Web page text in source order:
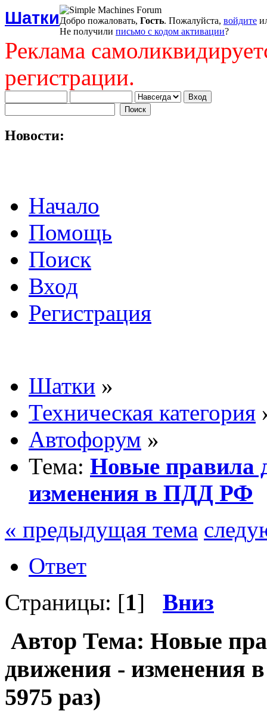
ШаткиДобро пожаловать, Гость. Пожалуйста, войдите
Не получили письмо с кодом активации?
Реклама
регистрации.
Новости:
Начало
Помощь
Поиск
Вход
Регистрация
Шатки »
Техническая категория
Автофорум »
Тема: Новые правила
изменения в ПДД РФ
« предыдущая тема
Ответ
Страницы: [1] Вниз
Автор Тема: Новые
движения -
5975 раз)